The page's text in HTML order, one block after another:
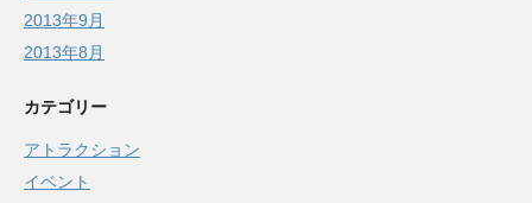
2013年9月
2013年8月
カテゴリー
アトラクション
イベント